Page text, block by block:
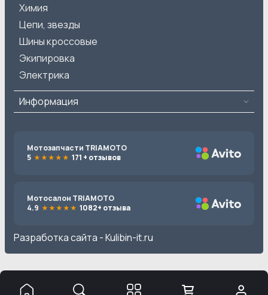
Химия
Цепи, звезды
Шины кроссовые
Экипировка
Электрика
Информация
Мотозапчасти TRIAMOTO
5
171 + отзывов
Мотосалон TRIAMOTO
4.9
1082+ отзыва
Разработка сайта -Kulibin-it.ru